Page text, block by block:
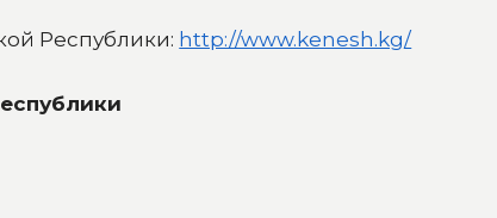
Республики: http://www.kenesh.kg/